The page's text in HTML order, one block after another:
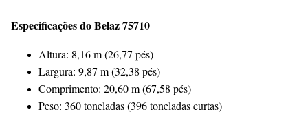
Especificações do Belaz 75710
Altura: 8,16 m (26,77 pés)
Largura: 9,87 m (32,38 pés)
Comprimento: 20,60 m (67,58 pés)
Peso: 360 toneladas (396 toneladas curtas)